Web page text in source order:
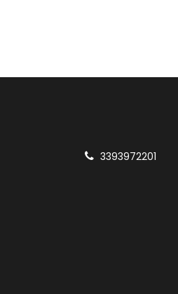
3393972201